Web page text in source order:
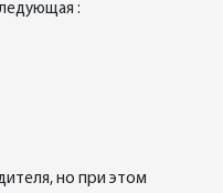
:
но при этом